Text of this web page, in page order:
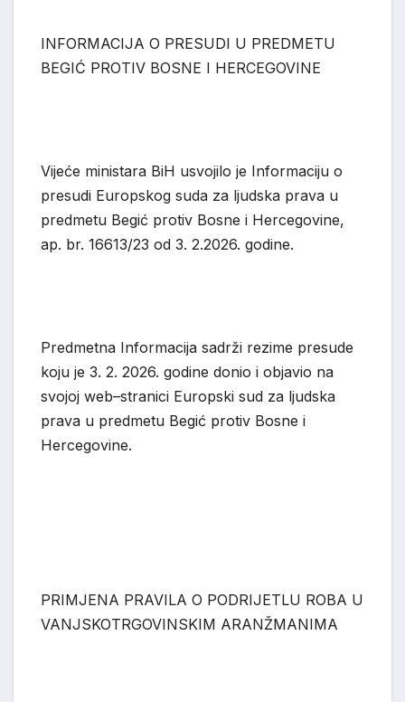
INFORMACIJA O PRESUDI U PREDMETU
BEGIĆ PROTIV BOSNE I HERCEGOVINE
Vijeće ministara BiH usvojilo je Informaciju o
presudi Europskog suda za ljudska prava u
predmetu Begić protiv Bosne i Hercegovine,
ap. br. 16613/23 od 3. 2.2026. godine.
Predmetna Informacija sadrži rezime presude
koju je 3. 2. 2026. godine donio i objavio na
svojoj web–stranici Europski sud za ljudska
prava u predmetu Begić protiv Bosne i
Hercegovine.
PRIMJENA PRAVILA O PODRIJETLU ROBA U
VANJSKOTRGOVINSKIM ARANŽMANIMA